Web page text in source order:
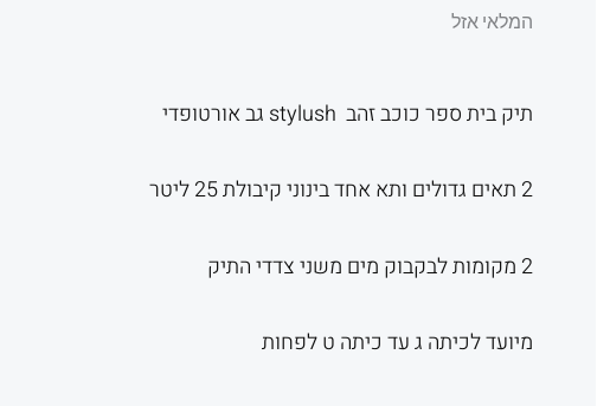
₪220.00.
המלאי אזל
תיק בית ספר כוכב זהב stylush גב אורטופדי
2 תאים גדולים ותא אחד בינוני קיבולת 25 ליטר
2 מקומות לבקבוק מים משני צדדי התיק
מיועד לכיתה ג עד כיתה ט לפחות